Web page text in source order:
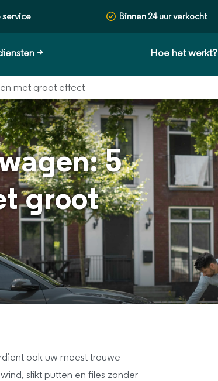
service Binnen 24 uur verkocht
> Hoe het werkt?
met groot effect
5
groot
ook uw meest trouwe
slikt putten en files zonder